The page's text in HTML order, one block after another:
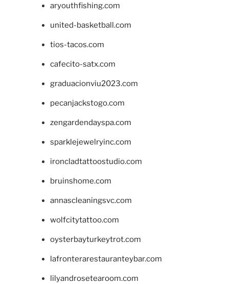
aryouthfishing.com
united-basketball.com
tios-tacos.com
cafecito-satx.com
graduacionviu2023.com
pecanjackstogo.com
zengardendayspa.com
sparklejewelryinc.com
ironcladtattoostudio.com
bruinshome.com
annascleaningsvc.com
wolfcitytattoo.com
oysterbayturkeytrot.com
lafronterarestauranteybar.com
lilyandrosetearoom.com